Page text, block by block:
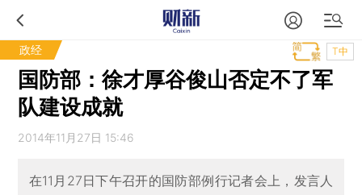
政经 T中
国防部：徐才厚谷俊山否定不了军
队建设成就
2014年11月27日 15:46
在11月27日下午召开的国防部例行记者会上，发言人